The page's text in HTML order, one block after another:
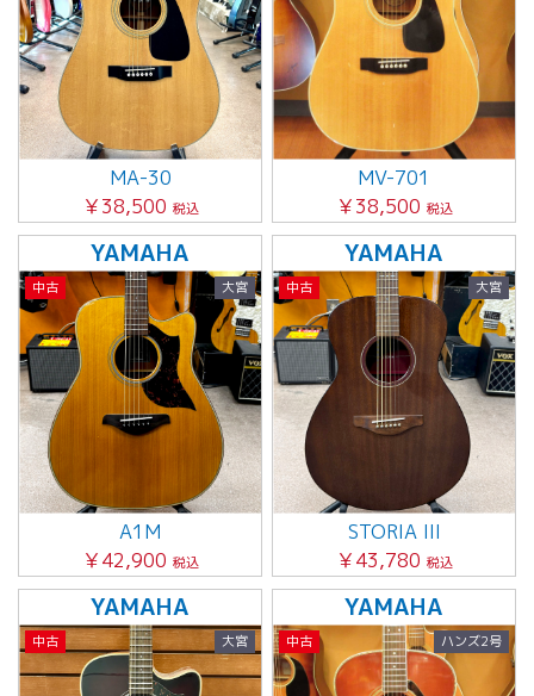
MA-30
￥38,500 税込
MV-701
￥38,500 税込
YAMAHA
中古 大宮
A1M
￥42,900 税込
YAMAHA
中古 大宮
STORIA III
￥43,780 税込
YAMAHA
中古 大宮
YAMAHA
中古 ハンズ2号